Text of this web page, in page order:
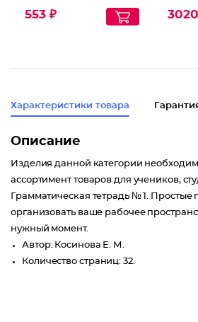
микросферами
голубого ретинола
553 ₽
Характеристики товара
Описание
Изделия данной категории
ассортимент товаров для учеников,
Грамматическая тетрадь № 1.
организовать ваше рабочее
нужный момент.
Автор: Косинова Е. М.
Количество страниц: 32.